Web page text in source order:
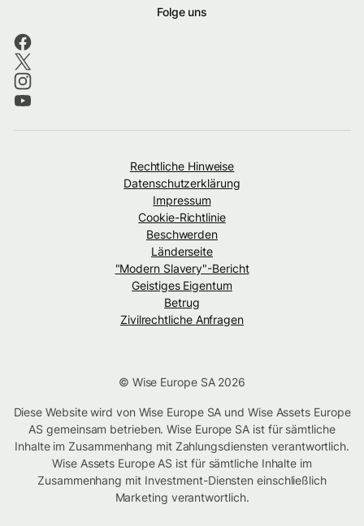
Folge uns
Rechtliche Hinweise
Datenschutzerklärung
Impressum
Cookie-Richtlinie
Beschwerden
Länderseite
"Modern Slavery"-Bericht
Geistiges Eigentum
Betrug
Zivilrechtliche Anfragen
© Wise Europe SA 2026
Diese Website wird von Wise Europe SA und Wise Assets Europe
AS gemeinsam betrieben. Wise Europe SA ist für sämtliche
Inhalte im Zusammenhang mit Zahlungsdiensten verantwortlich.
Wise Assets Europe AS ist für sämtliche Inhalte im
Zusammenhang mit Investment-Diensten einschließlich
Marketing verantwortlich.